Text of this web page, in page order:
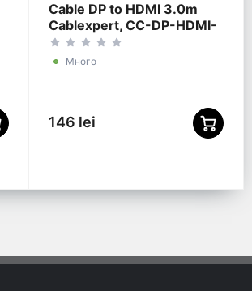
Cable DP to HDMI 3.0m
Cablexpert, CC-DP-HDMI-
3M
Много
146 lei